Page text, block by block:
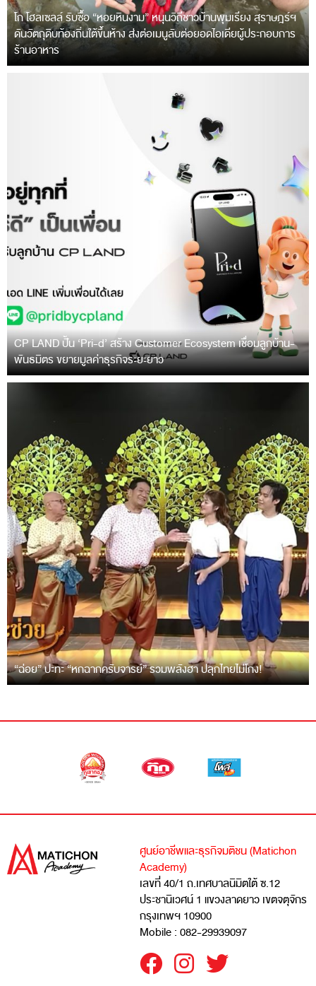
โก โฮลเซลล์ รับซื้อ “หอยหินงาม” หนุนวิถีชาวบ้านพุมเรียง สุราษฎร์ฯ
ดันวัตถุดิบท้องถิ่นใต้ขึ้นห้าง ส่งต่อเมนูลับต่อยอดไอเดียผู้ประกอบการ
ร้านอาหาร
CP LAND ปั้น ‘Pri-d’ สร้าง Customer Ecosystem เชื่อมลูกบ้าน-
พันธมิตร ขยายมูลค่าธุรกิจระยะยาว
“ฉ่อย” ปะทะ “หกฉากครับจารย์” รวมพลังฮา ปลุกไทยไม่โกง!
ศูนย์อาชีพและธุรกิจมติชน (Matichon
Academy)
เลขที่ 40/1 ถ.เทศบาลนิมิตใต้ ซ.12
ประชานิเวศน์ 1 แขวงลาดยาว เขตจตุจักร
กรุงเทพฯ 10900
Mobile : 082-29939097